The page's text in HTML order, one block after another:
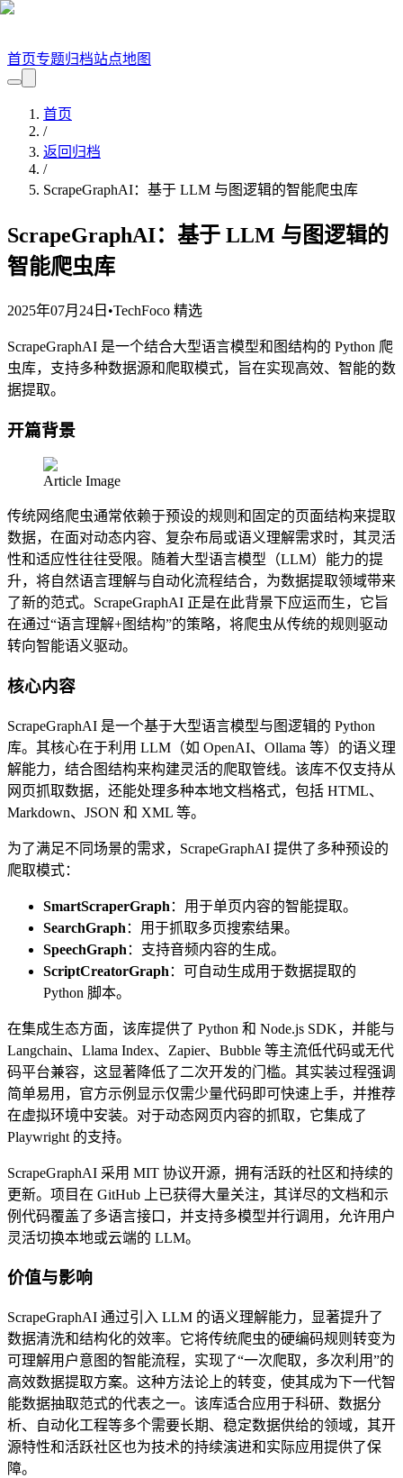
首页专题归档站点地图
首页
/
返回归档
/
ScrapeGraphAI：基于 LLM 与图逻辑的智能爬虫库
ScrapeGraphAI：基于 LLM 与图逻辑的
智能爬虫库
2025年07月24日 •TechFoco 精选
ScrapeGraphAI 是一个结合大型语言模型和图结构的 Python 爬
虫库，支持多种数据源和爬取模式，旨在实现高效、智能的数
据提取。
开篇背景
Article Image
传统网络爬虫通常依赖于预设的规则和固定的页面结构来提取
数据，在面对动态内容、复杂布局或语义理解需求时，其灵活
性和适应性往往受限。随着大型语言模型（LLM）能力的提
升，将自然语言理解与自动化流程结合，为数据提取领域带来
了新的范式。ScrapeGraphAI 正是在此背景下应运而生，它旨
在通过“语言理解+图结构”的策略，将爬虫从传统的规则驱动
转向智能语义驱动。
核心内容
ScrapeGraphAI 是一个基于大型语言模型与图逻辑的 Python
库。其核心在于利用 LLM（如 OpenAI、Ollama 等）的语义理
解能力，结合图结构来构建灵活的爬取管线。该库不仅支持从
网页抓取数据，还能处理多种本地文档格式，包括 HTML、
Markdown、JSON 和 XML 等。
为了满足不同场景的需求，ScrapeGraphAI 提供了多种预设的
爬取模式：
SmartScraperGraph ：用于单页内容的智能提取。
SearchGraph ：用于抓取多页搜索结果。
SpeechGraph ：支持音频内容的生成。
ScriptCreatorGraph ：可自动生成用于数据提取的
Python 脚本。
在集成生态方面，该库提供了 Python 和 Node.js SDK，并能与
Langchain、Llama Index、Zapier、Bubble 等主流低代码或无代
码平台兼容，这显著降低了二次开发的门槛。其实装过程强调
简单易用，官方示例显示仅需少量代码即可快速上手，并推荐
在虚拟环境中安装。对于动态网页内容的抓取，它集成了
Playwright 的支持。
ScrapeGraphAI 采用 MIT 协议开源，拥有活跃的社区和持续的
更新。项目在 GitHub 上已获得大量关注，其详尽的文档和示
例代码覆盖了多语言接口，并支持多模型并行调用，允许用户
灵活切换本地或云端的 LLM。
价值与影响
ScrapeGraphAI 通过引入 LLM 的语义理解能力，显著提升了
数据清洗和结构化的效率。它将传统爬虫的硬编码规则转变为
可理解用户意图的智能流程，实现了“一次爬取，多次利用”的
高效数据提取方案。这种方法论上的转变，使其成为下一代智
能数据抽取范式的代表之一。该库适合应用于科研、数据分
析、自动化工程等多个需要长期、稳定数据供给的领域，其开
源特性和活跃社区也为技术的持续演进和实际应用提供了保
障。